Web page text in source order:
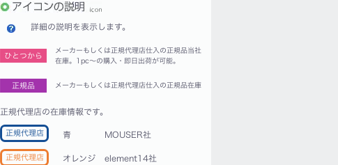
詳細の説明を表示します。
ひとつから
メーカーもしくは正規代理店仕入の正規品当社
在庫。1pc〜の購入・即日出荷が可能。
正規品 メーカーもしくは正規代理店仕入の正規品在庫
正規代理店の在庫情報です。
正規代理店
正規代理店
青 MOUSER社
オレンジ element14社